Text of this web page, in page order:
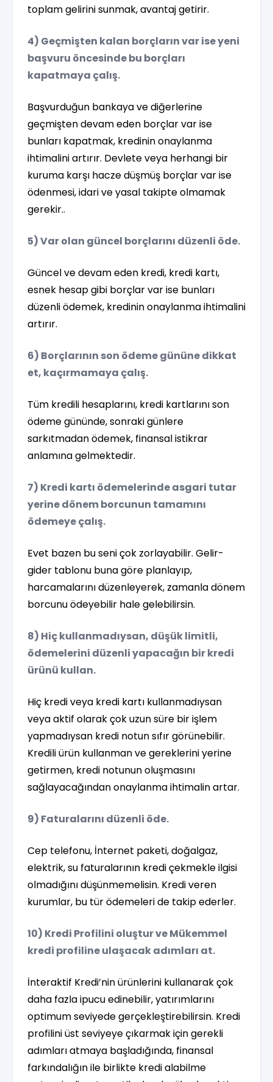
toplam gelirini sunmak, avantaj getirir.
4) Geçmişten kalan borçların var ise yeni
başvuru öncesinde bu borçları
kapatmaya çalış.
Başvurduğun bankaya ve diğerlerine
geçmişten devam eden borçlar var ise
bunları kapatmak, kredinin onaylanma
ihtimalini artırır. Devlete veya herhangi bir
kuruma karşı hacze düşmüş borçlar var ise
ödenmesi, idari ve yasal takipte olmamak
gerekir..
5) Var olan güncel borçlarını düzenli öde.
Güncel ve devam eden kredi, kredi kartı,
esnek hesap gibi borçlar var ise bunları
düzenli ödemek, kredinin onaylanma ihtimalini
artırır.
6) Borçlarının son ödeme gününe dikkat
et, kaçırmamaya çalış.
Tüm kredili hesaplarını, kredi kartlarını son
ödeme gününde, sonraki günlere
sarkıtmadan ödemek, finansal istikrar
anlamına gelmektedir.
7) Kredi kartı ödemelerinde asgari tutar
yerine dönem borcunun tamamını
ödemeye çalış.
Evet bazen bu seni çok zorlayabilir. Gelir-
gider tablonu buna göre planlayıp,
harcamalarını düzenleyerek, zamanla dönem
borcunu ödeyebilir hale gelebilirsin.
8) Hiç kullanmadıysan, düşük limitli,
ödemelerini düzenli yapacağın bir kredi
ürünü kullan.
Hiç kredi veya kredi kartı kullanmadıysan
veya aktif olarak çok uzun süre bir işlem
yapmadıysan kredi notun sıfır görünebilir.
Kredili ürün kullanman ve gereklerini yerine
getirmen, kredi notunun oluşmasını
sağlayacağından onaylanma ihtimalin artar.
9) Faturalarını düzenli öde.
Cep telefonu, İnternet paketi, doğalgaz,
elektrik, su faturalarının kredi çekmekle ilgisi
olmadığını düşünmemelisin. Kredi veren
kurumlar, bu tür ödemeleri de takip ederler.
10) Kredi Profilini oluştur ve Mükemmel
kredi profiline ulaşacak adımları at.
İnteraktif Kredi’nin ürünlerini kullanarak çok
daha fazla ipucu edinebilir, yatırımlarını
optimum seviyede gerçekleştirebilirsin. Kredi
profilini üst seviyeye çıkarmak için gerekli
adımları atmaya başladığında, finansal
farkındalığın ile birlikte kredi alabilme